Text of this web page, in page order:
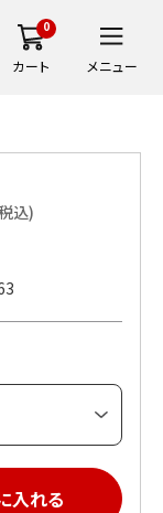
0
カート メニュー
込)
入れる